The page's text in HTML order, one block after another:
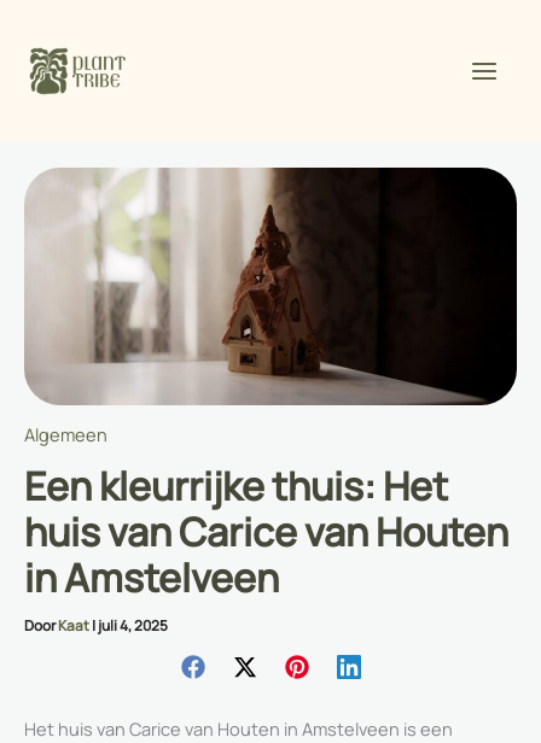
naar
inhoud
Algemeen
Een kleurrijke thuis: Het
huis van Carice van Houten
in Amstelveen
DoorKaat|juli 4, 2025
Het huis van Carice van Houten in Amstelveen is een